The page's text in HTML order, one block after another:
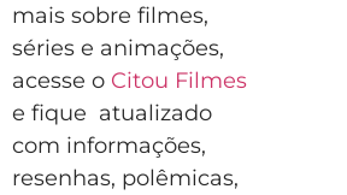
mais sobre filmes,
séries e animações,
acesse o Citou Filmes
e fique atualizado
com informações,
resenhas, polêmicas,